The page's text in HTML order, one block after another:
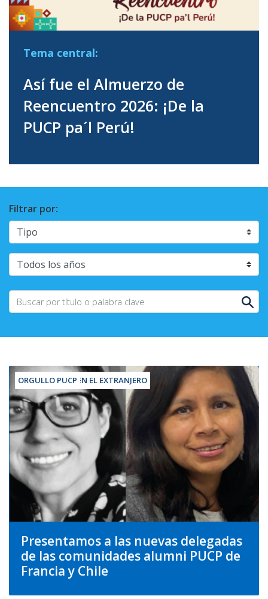
Tema central:
Así fue el Almuerzo de
Reencuentro 2026: ¡De la
PUCP pa´l Perú!
Filtrar por:
COMUNIDADES EN EL EXTRANJERO
ORGULLO PUCP
Presentamos a las nuevas delegadas
de las comunidades alumni PUCP de
Francia y Chile